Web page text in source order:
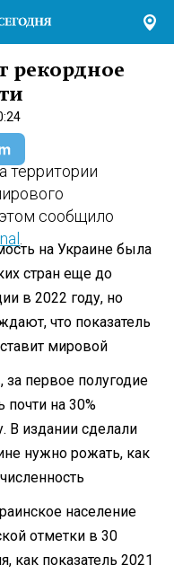
рекордное
территории
сообщило
на Украине была
стран еще до
в 2022 году, но
что показатель
мировой
первое полугодие
почти на 30%
В издании сделали
нужно рожать, как
население
отметки в 30
как показатель 2021